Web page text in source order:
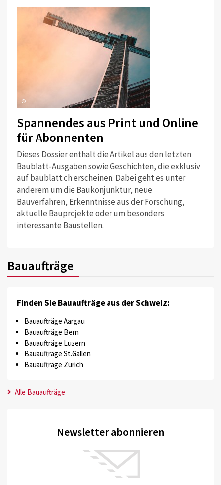
©
Spannendes aus Print und Online
für Abonnenten
Dieses Dossier enthält die Artikel aus den letzten
Baublatt-Ausgaben sowie Geschichten, die exklusiv
auf baublatt.ch erscheinen. Dabei geht es unter
anderem um die Baukonjunktur, neue
Bauverfahren, Erkenntnisse aus der Forschung,
aktuelle Bauprojekte oder um besonders
interessante Baustellen.
Bauaufträge
Finden Sie Bauaufträge aus der Schweiz:
Bauaufträge Aargau
Bauaufträge Bern
Bauaufträge Luzern
Bauaufträge St.Gallen
Bauaufträge Zürich
Alle Bauaufträge
Newsletter abonnieren